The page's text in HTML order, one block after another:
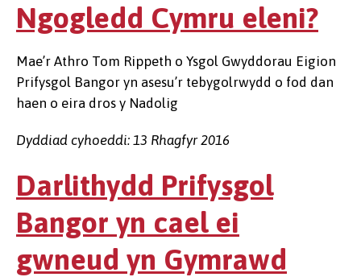
Ngogledd Cymru eleni?
Mae’r Athro Tom Rippeth o Ysgol Gwyddorau Eigion
Prifysgol Bangor yn asesu’r tebygolrwydd o fod dan
haen o eira dros y Nadolig
Dyddiad cyhoeddi: 13 Rhagfyr 2016
Darlithydd Prifysgol
Bangor yn cael ei
gwneud yn Gymrawd